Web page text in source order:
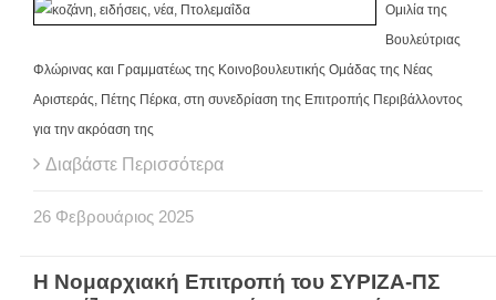
Ομιλία της
Βουλεύτριας
Φλώρινας και Γραμματέως της Κοινοβουλευτικής Ομάδας της Νέας
Αριστεράς, Πέτης Πέρκα, στη συνεδρίαση της Επιτροπής Περιβάλλοντος
για την ακρόαση της
Διαβάστε Περισσότερα
26 Φεβρουάριος 2025
Η Νομαρχιακή Επιτροπή του ΣΥΡΙΖΑ-ΠΣ